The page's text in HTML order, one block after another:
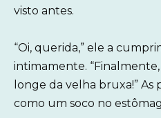
visto antes.
“Oi, querida,” ele a
intimamente.
longe da velha bruxa!” As
como um soco no